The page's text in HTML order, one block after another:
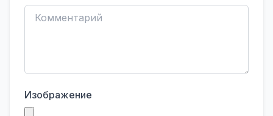
Изображение